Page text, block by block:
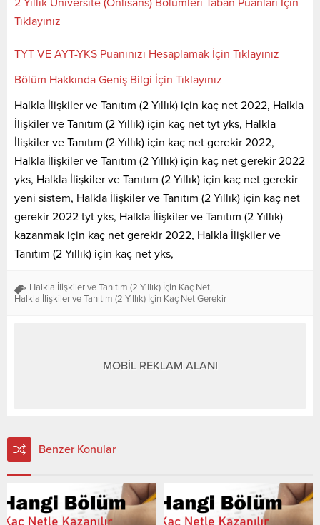
Tıklayınız
TYT VE AYT-YKS Puanınızı Hesaplamak İçin Tıklayınız
Bölüm Hakkında Geniş Bilgi İçin Tıklayınız
Halkla İlişkiler ve Tanıtım (2 Yıllık) için kaç net 2022, Halkla
İlişkiler ve Tanıtım (2 Yıllık) için kaç net tyt yks, Halkla
İlişkiler ve Tanıtım (2 Yıllık) için kaç net gerekir 2022,
Halkla İlişkiler ve Tanıtım (2 Yıllık) için kaç net gerekir 2022
yks, Halkla İlişkiler ve Tanıtım (2 Yıllık) için kaç net gerekir
yeni sistem, Halkla İlişkiler ve Tanıtım (2 Yıllık) için kaç net
gerekir 2022 tyt yks, Halkla İlişkiler ve Tanıtım (2 Yıllık)
kazanmak için kaç net gerekir 2022, Halkla İlişkiler ve
Tanıtım (2 Yıllık) için kaç net yks,
Halkla İlişkiler ve Tanıtım (2 Yıllık) İçin Kaç Net,
Halkla İlişkiler ve Tanıtım (2 Yıllık) İçin Kaç Net Gerekir
MOBİL REKLAM ALANI
Benzer Konular